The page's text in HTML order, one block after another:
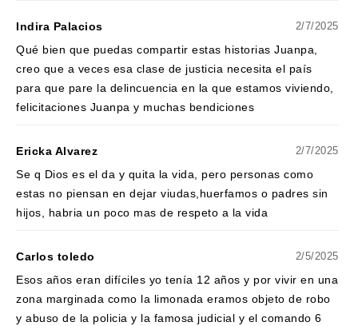
Indira Palacios 2/7/2025
Qué bien que puedas compartir estas historias Juanpa,
creo que a veces esa clase de justicia necesita el país
para que pare la delincuencia en la que estamos viviendo,
felicitaciones Juanpa y muchas bendiciones
Ericka Alvarez 2/7/2025
Se q Dios es el da y quita la vida, pero personas como
estas no piensan en dejar viudas,huerfamos o padres sin
hijos, habria un poco mas de respeto a la vida
Carlos toledo 2/5/2025
Esos años eran difíciles yo tenía 12 años y por vivir en una
zona marginada como la limonada eramos objeto de robo
y abuso de la policia y la famosa judicial y el comando 6